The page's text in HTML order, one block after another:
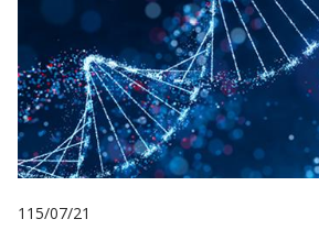
115/07/21